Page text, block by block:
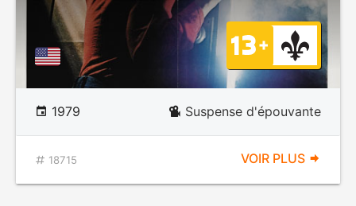
1979 Suspense d'épouvante
18715 VOIR PLUS